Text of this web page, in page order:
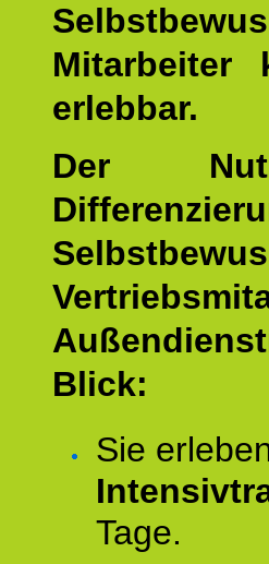
Mitarbeiter
erlebbar.
Der
Blick:
Sie
Tage.